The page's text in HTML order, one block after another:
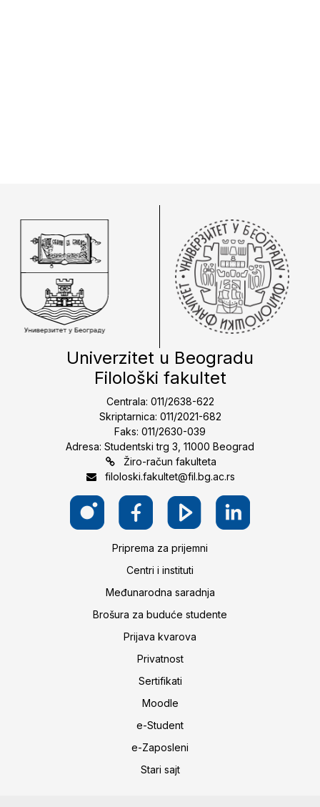
Univerzitet u Beogradu
Filološki fakultet
Centrala: 011/2638-622
Skriptarnica: 011/2021-682
Faks: 011/2630-039
Adresa: Studentski trg 3, 11000 Beograd
Žiro-račun fakulteta
filoloski.fakultet@fil.bg.ac.rs
Priprema za prijemni
Centri i instituti
Međunarodna saradnja
Brošura za buduće studente
Prijava kvarova
Privatnost
Sertifikati
Moodle
e-Student
e-Zaposleni
Stari sajt